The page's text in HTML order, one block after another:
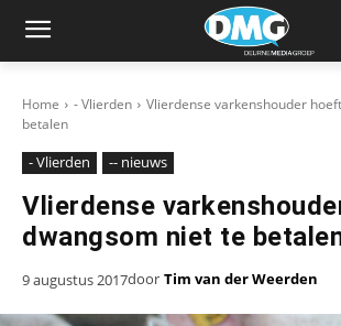
Home - Vlierden
Vlierdense varkenshouder
betalen
- Vlierden -- nieuws
Vlierdense
dwangsom niet te
9 augustus 2017door Tim van der Weerden